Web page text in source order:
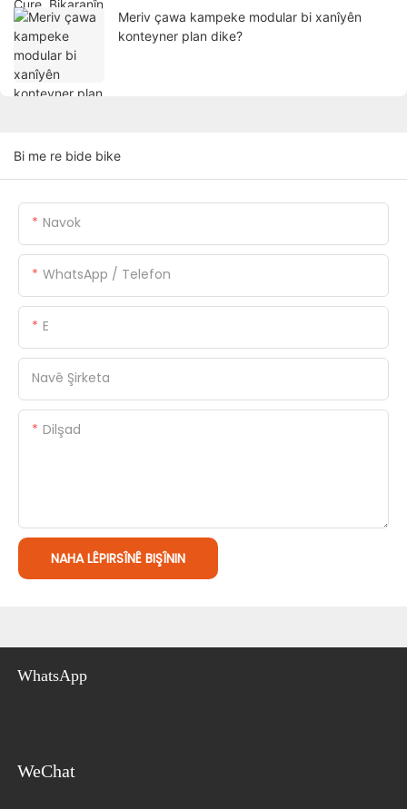
Meriv çawa kampeke modular bi xanîyên
konteyner plan dike?
Bi me re bide bike
Navok
WhatsApp / Telefon
E
Navê Şirketa
Dilşad
NAHA LÊPIRSÎNÊ BIŞÎNIN
WhatsApp
WeChat